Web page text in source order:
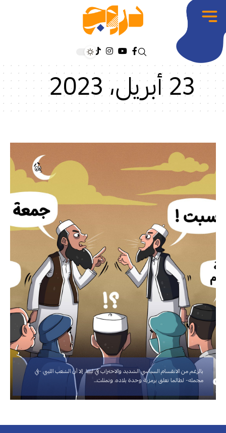
23 أبريل، 2023
بالرغم من الانقسام السياسي الشديد والاحتراب في ليبيا، إلا أن الشعب الليبي -في
مجمله- لطالما تعلق برمزية وحدة بلاده. وتمثلت…